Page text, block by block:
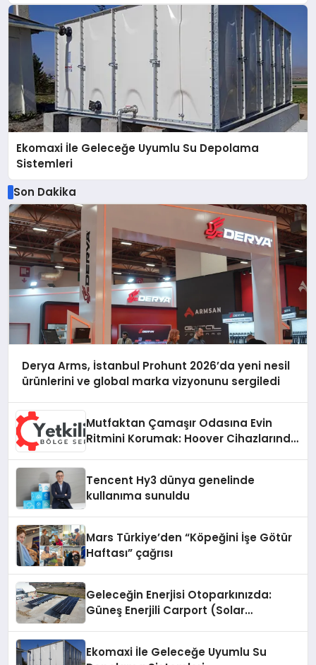
Ekomaxi İle Geleceğe Uyumlu Su Depolama
Sistemleri
Son Dakika
Derya Arms, İstanbul Prohunt 2026’da yeni nesil
ürünlerini ve global marka vizyonunu sergiledi
Mutfaktan Çamaşır Odasına Evin
Ritmini Korumak: Hoover Cihazlarında
Tencent Hy3 dünya genelinde
kullanıma sunuldu
Mars Türkiye’den “Köpeğini İşe Götür
Haftası” çağrısı
Geleceğin Enerjisi Otoparkınızda:
Güneş Enerjili Carport (Solar
Ekomaxi İle Geleceğe Uyumlu Su